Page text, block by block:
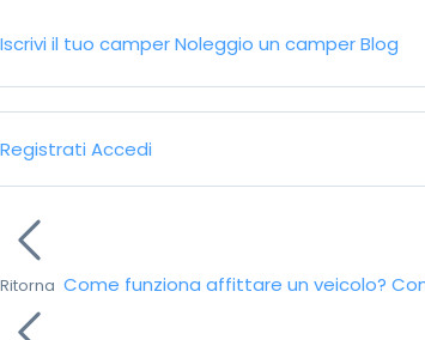
Iscrivi il tuo camperNoleggio un camperBlog
Registrati Accedi
Ritorna Come funziona affittare un veicolo?